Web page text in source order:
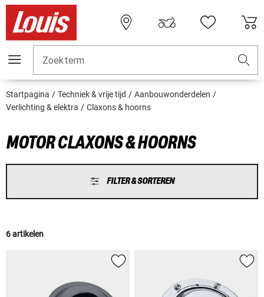
Zoekterm
Startpagina Techniek & vrije tijd
Aanbouwonderdelen
Verlichting & elektra
Claxons & hoorns
MOTOR CLAXONS & HOORNS
FILTER & SORTEREN
6 artikelen